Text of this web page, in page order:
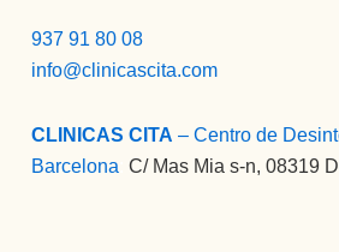
937 91 80 08
info@clinicascita.com
CLINICAS CITA – Centro de
Barcelona :C/ Mas Mia s-n, 08319